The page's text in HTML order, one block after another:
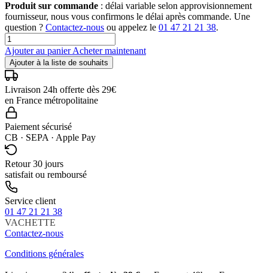
Produit sur commande : délai variable selon approvisionnement
fournisseur, nous vous confirmons le délai après commande. Une
question ? Contactez-nous ou appelez le 01 47 21 21 38.
Ajouter au panierAcheter maintenant
Ajouter à la liste de souhaits
Livraison 24h offerte dès 29€
en France métropolitaine
Paiement sécurisé
CB · SEPA · Apple Pay
Retour 30 jours
satisfait ou remboursé
Service client
01 47 21 21 38
VACHETTE
Contactez-nous
Conditions générales